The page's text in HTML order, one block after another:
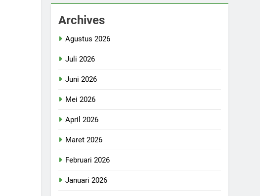
Archives
Agustus 2026
Juli 2026
Juni 2026
Mei 2026
April 2026
Maret 2026
Februari 2026
Januari 2026